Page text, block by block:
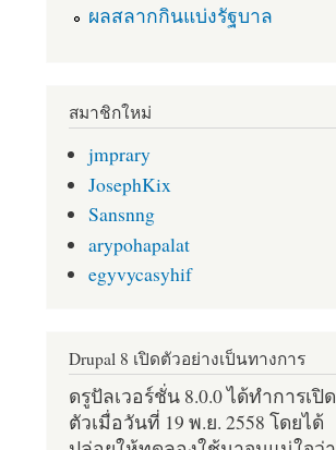
ผลสลากกินแบ่งรัฐบาล
สมาชิกใหม่
jmprary
JosephKix
Sansnng
arypohapalat
egyvycasyhif
Drupal 8 เปิดตัวอย่างเป็นทางการ
ดรูปัลเวอร์ชั่น 8.0.0 ได้ทำการเปิด
ตัวเมื่อวันที่ 19 พ.ย. 2558 โดยได้